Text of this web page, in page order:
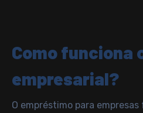
Como funciona
empresarial?
O empréstimo para